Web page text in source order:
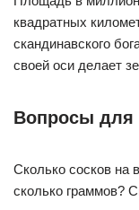
квадратных
скандинавского
своей оси делает
Вопросы
Сколько сосков на
сколько граммов?